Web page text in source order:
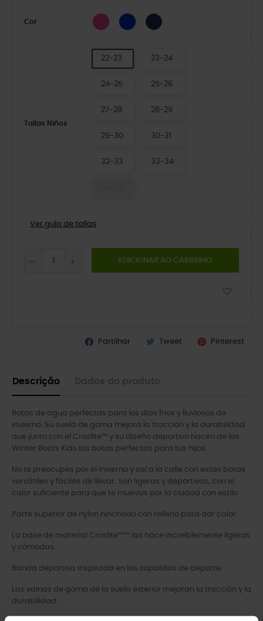
Cor Rosa elétrico/cinza claro
Azul Cerúleo/Cinzento Claro
Marinha/Rede
Tallas Niños
22-23 23-24
24-25 25-26
27-28 28-29
29-30 30-31
32-33 33-34
Ver guía de tallas
ADICIONAR AO CARRINHO
Partilhar Tweet Pinterest
Descrição
Botas de agua perfectas para los días frios y lluviosos de
invierno. Su suela de goma mejora la tracción y la durabilidad
que junto con el Croslite™ y su diseño deportivo hacen de las
Winter Boots Kids las botas perfectas para tus hijos.
No te preocupes por el invierno y sal a la calle con estas botas
versátiles y fáciles de llevar. Son ligeras y deportivas, con el
calor suficiente para que te muevas por la ciudad con estilo.
Parte superior de nylon hinchado con relleno para dar calor.
La base de material Croslite™™ las hace increíblemente ligeras
y cómodas.
Banda deportiva inspirada en las zapatillas de deporte.
Las vainas de goma de la suela exterior mejoran la tracción y la
durabilidad.